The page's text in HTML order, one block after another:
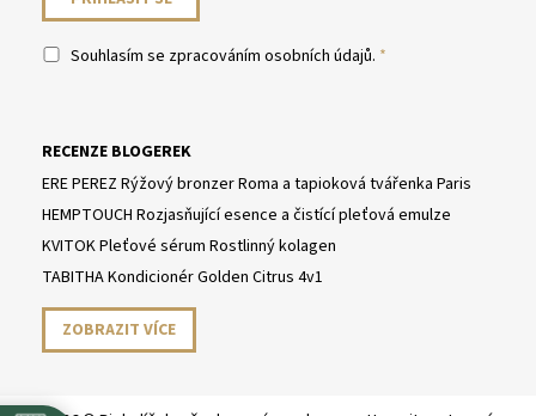
Souhlasím se zpracováním osobních údajů.
RECENZE BLOGEREK
ERE PEREZ Rýžový bronzer Roma a tapioková tvářenka Paris
HEMPTOUCH Rozjasňující esence a čistící pleťová emulze
KVITOK Pleťové sérum Rostlinný kolagen
TABITHA Kondicionér Golden Citrus 4v1
ZOBRAZIT VÍCE